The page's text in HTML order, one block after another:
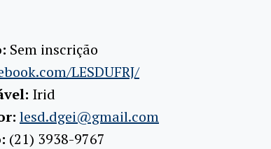
Sem inscrição
LESDUFRJ/
Irid
lesd.dgei@gmail.com
(21) 3938-9767